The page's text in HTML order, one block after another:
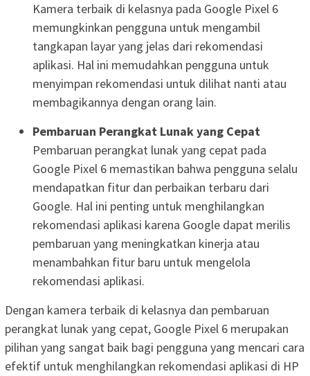
Kamera terbaik di kelasnya pada Google Pixel 6
memungkinkan pengguna untuk mengambil
tangkapan layar yang jelas dari rekomendasi
aplikasi. Hal ini memudahkan pengguna untuk
menyimpan rekomendasi untuk dilihat nanti atau
membagikannya dengan orang lain.
Pembaruan Perangkat Lunak yang Cepat
Pembaruan perangkat lunak yang cepat pada
Google Pixel 6 memastikan bahwa pengguna selalu
mendapatkan fitur dan perbaikan terbaru dari
Google. Hal ini penting untuk menghilangkan
rekomendasi aplikasi karena Google dapat merilis
pembaruan yang meningkatkan kinerja atau
menambahkan fitur baru untuk mengelola
rekomendasi aplikasi.
Dengan kamera terbaik di kelasnya dan pembaruan
perangkat lunak yang cepat, Google Pixel 6 merupakan
pilihan yang sangat baik bagi pengguna yang mencari cara
efektif untuk menghilangkan rekomendasi aplikasi di HP